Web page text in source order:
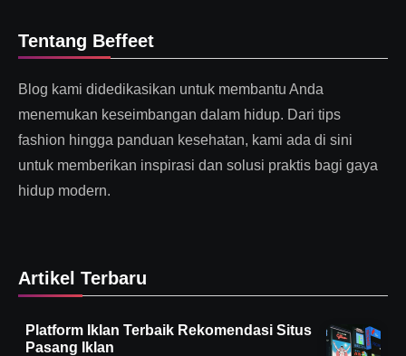
Tentang Beffeet
Blog kami didedikasikan untuk membantu Anda
menemukan keseimbangan dalam hidup. Dari tips
fashion hingga panduan kesehatan, kami ada di sini
untuk memberikan inspirasi dan solusi praktis bagi gaya
hidup modern.
Artikel Terbaru
Platform Iklan Terbaik Rekomendasi Situs
Pasang Iklan